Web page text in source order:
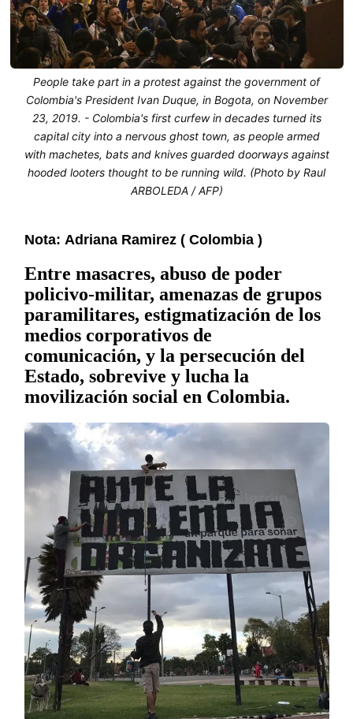
People take part in a protest against the government of
Colombia's President Ivan Duque, in Bogota, on November
23, 2019. - Colombia's first curfew in decades turned its
capital city into a nervous ghost town, as people armed
with machetes, bats and knives guarded doorways against
hooded looters thought to be running wild. (Photo by Raul
ARBOLEDA / AFP)
Nota: Adriana Ramirez ( Colombia )
Entre masacres, abuso de poder
policivo-militar, amenazas de grupos
paramilitares, estigmatización de los
medios corporativos de
comunicación, y la persecución del
Estado, sobrevive y lucha la
movilización social en Colombia.